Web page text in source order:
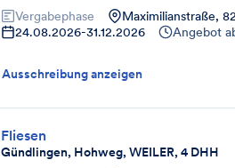
Vergabephase Maximilianstraße,
24.08.2026-31.12.2026 Angebot
Ausschreibung anzeigen
Fliesen
Gündlingen, Hohweg, WEILER, 4 DHH